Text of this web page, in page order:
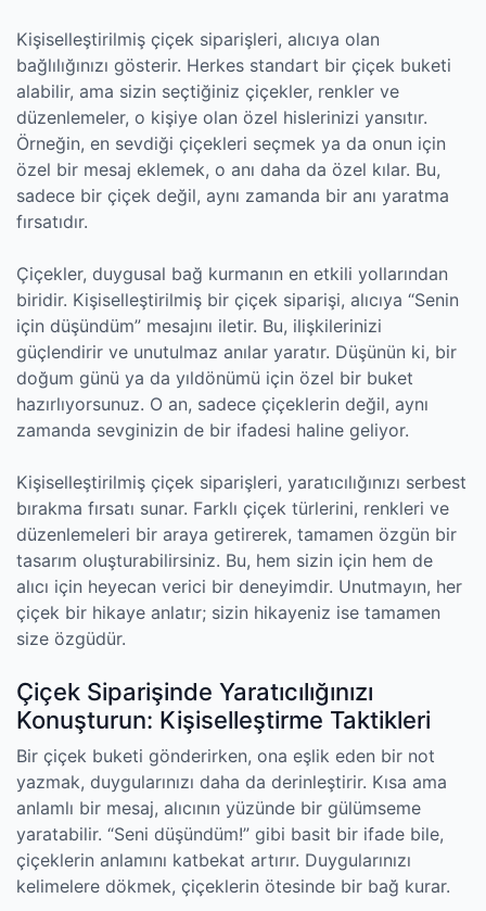
Kişiselleştirilmiş çiçek siparişleri, alıcıya olan
bağlılığınızı gösterir. Herkes standart bir çiçek buketi
alabilir, ama sizin seçtiğiniz çiçekler, renkler ve
düzenlemeler, o kişiye olan özel hislerinizi yansıtır.
Örneğin, en sevdiği çiçekleri seçmek ya da onun için
özel bir mesaj eklemek, o anı daha da özel kılar. Bu,
sadece bir çiçek değil, aynı zamanda bir anı yaratma
fırsatıdır.
Çiçekler, duygusal bağ kurmanın en etkili yollarından
biridir. Kişiselleştirilmiş bir çiçek siparişi, alıcıya “Senin
için düşündüm” mesajını iletir. Bu, ilişkilerinizi
güçlendirir ve unutulmaz anılar yaratır. Düşünün ki, bir
doğum günü ya da yıldönümü için özel bir buket
hazırlıyorsunuz. O an, sadece çiçeklerin değil, aynı
zamanda sevginizin de bir ifadesi haline geliyor.
Kişiselleştirilmiş çiçek siparişleri, yaratıcılığınızı serbest
bırakma fırsatı sunar. Farklı çiçek türlerini, renkleri ve
düzenlemeleri bir araya getirerek, tamamen özgün bir
tasarım oluşturabilirsiniz. Bu, hem sizin için hem de
alıcı için heyecan verici bir deneyimdir. Unutmayın, her
çiçek bir hikaye anlatır; sizin hikayeniz ise tamamen
size özgüdür.
Çiçek Siparişinde Yaratıcılığınızı
Konuşturun: Kişiselleştirme Taktikleri
Bir çiçek buketi gönderirken, ona eşlik eden bir not
yazmak, duygularınızı daha da derinleştirir. Kısa ama
anlamlı bir mesaj, alıcının yüzünde bir gülümseme
yaratabilir. “Seni düşündüm!” gibi basit bir ifade bile,
çiçeklerin anlamını katbekat artırır. Duygularınızı
kelimelere dökmek, çiçeklerin ötesinde bir bağ kurar.